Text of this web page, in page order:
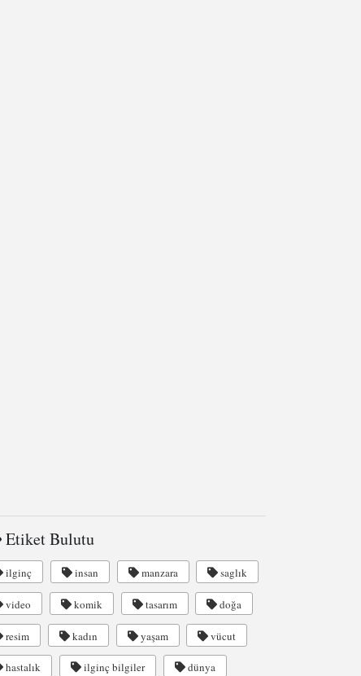
Etiket Bulutu
ilginç insan manzara saglık
video komik tasarım doğa
resim kadın yaşam vücut
hastalık ilginç bilgiler dünya